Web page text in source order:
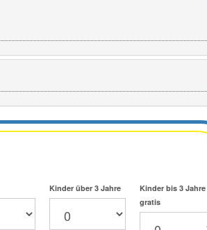
Kinder über 3 Jahre
Kinder bis 3 Jahre
gratis